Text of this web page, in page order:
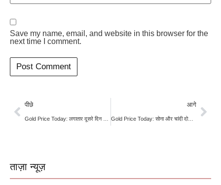
Save my name, email, and website in this browser for the
next time I comment.
पीछे आगे
Gold Price Today: सोना और चांदी दोनों हुए सस्ते, निवेशकों ने कीमती धातुओं से बनाई दूरी
ताज़ा न्यूज़